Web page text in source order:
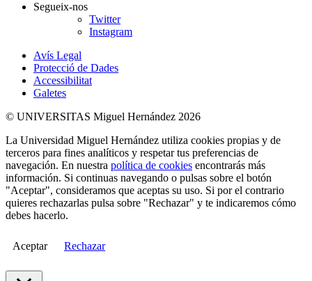
Segueix-nos
Twitter
Instagram
Avís Legal
Protecció de Dades
Accessibilitat
Galetes
© UNIVERSITAS Miguel Hernández 2026
La Universidad Miguel Hernández utiliza cookies propias y de
terceros para fines analíticos y respetar tus preferencias de
navegación. En nuestra política de cookies encontrarás más
información. Si continuas navegando o pulsas sobre el botón
"Aceptar", consideramos que aceptas su uso. Si por el contrario
quieres rechazarlas pulsa sobre "Rechazar" y te indicaremos cómo
debes hacerlo.
Aceptar Rechazar